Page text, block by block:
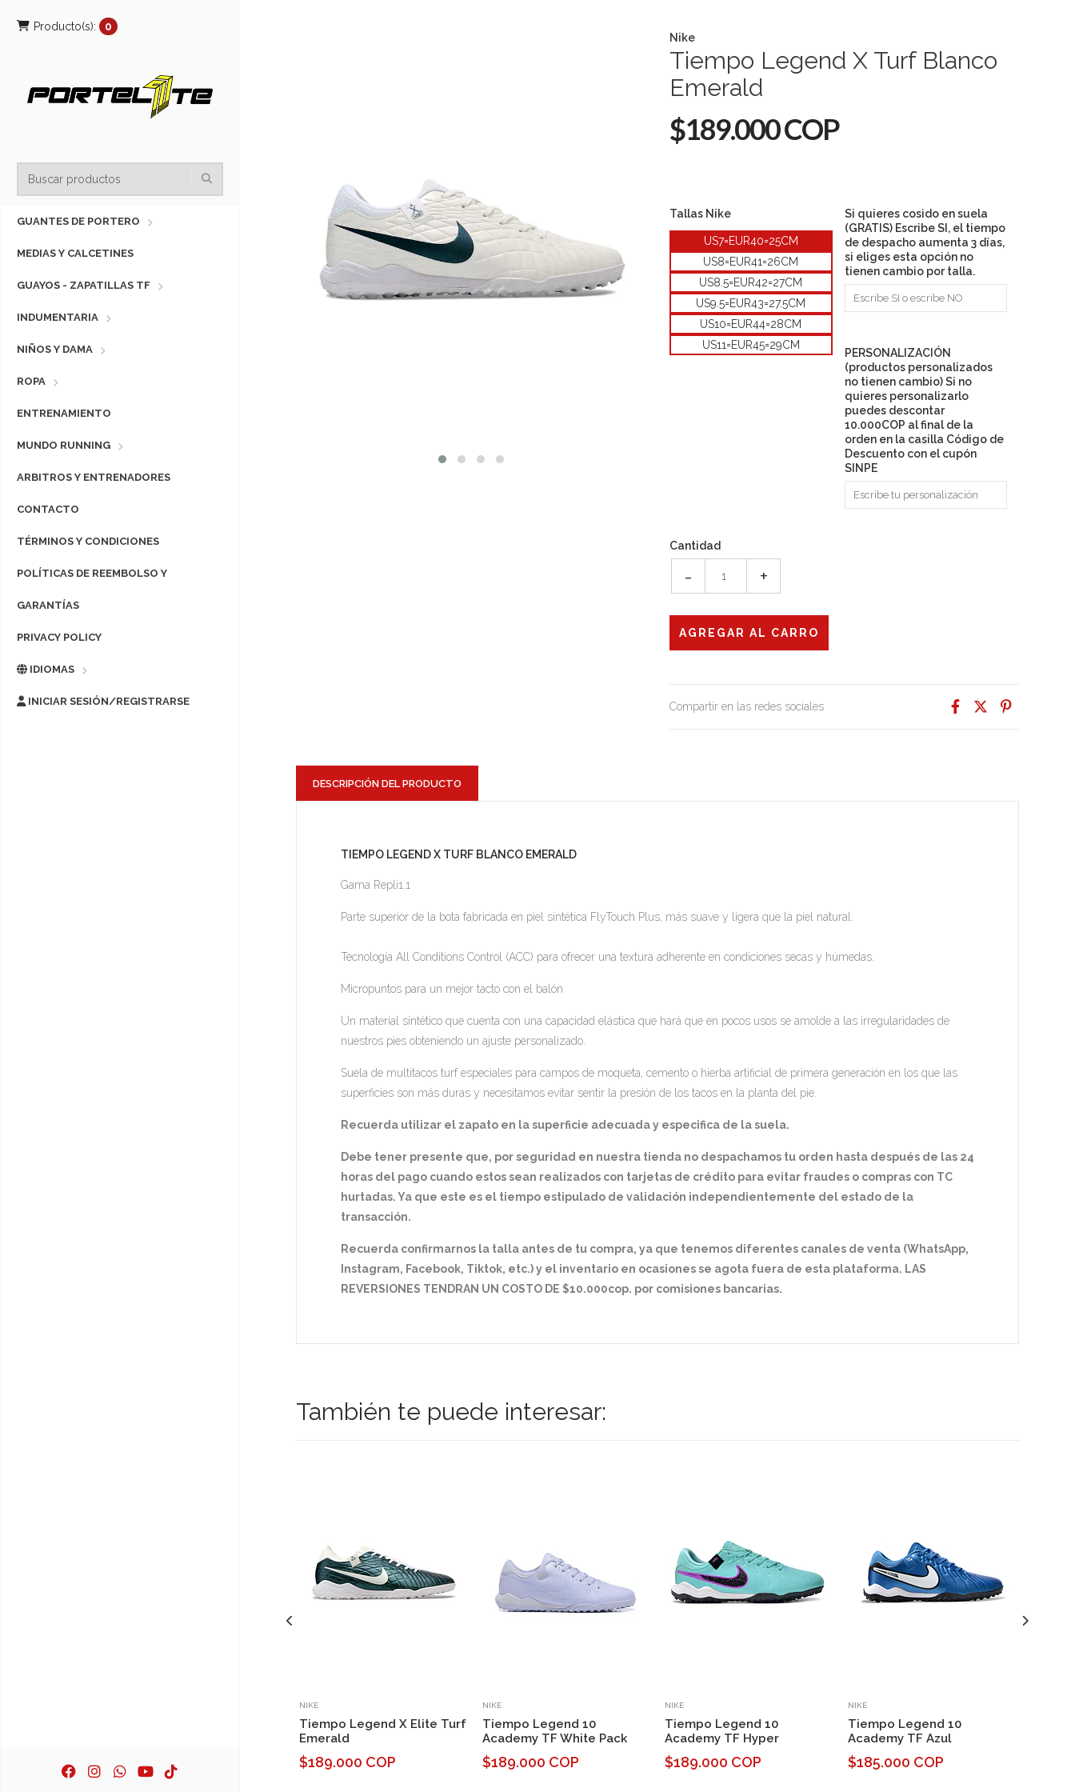
Producto(s): 0
GUANTES DE PORTERO
MEDIAS Y CALCETINES
GUAYOS - ZAPATILLAS TF
INDUMENTARIA
NIÑOS Y DAMA
ROPA
ENTRENAMIENTO
MUNDO RUNNING
ARBITROS Y ENTRENADORES
CONTACTO
TÉRMINOS Y CONDICIONES
POLÍTICAS DE REEMBOLSO Y
GARANTÍAS
PRIVACY POLICY
IDIOMAS
INICIAR SESIÓN/REGISTRARSE
Nike
Tiempo Legend X Turf Blanco
Emerald
$189.000 COP
Tallas Nike
US7=EUR40=25CM
US8=EUR41=26CM
US8.5=EUR42=27CM
US9.5=EUR43=27.5CM
US10=EUR44=28CM
US11=EUR45=29CM
Si quieres cosido en suela
(GRATIS) Escribe SI, el tiempo
de despacho aumenta 3 días,
si eliges esta opción no
tienen cambio por talla.
PERSONALIZACIÓN
(productos personalizados
no tienen cambio) Si no
quieres personalizarlo
puedes descontar
10.000COP al final de la
orden en la casilla Código de
Descuento con el cupón
SINPE
Cantidad
- +
Compartir en las redes sociales
DESCRIPCIÓN DEL PRODUCTO
TIEMPO LEGEND X TURF BLANCO EMERALD
Gama Repli1.1
Parte superior de la bota fabricada en piel sintética FlyTouch Plus, más suave y ligera que la piel natural.
Tecnología All Conditions Control (ACC) para ofrecer una textura adherente en condiciones secas y húmedas.
Micropuntos para un mejor tacto con el balón
Un material sintético que cuenta con una capacidad elástica que hará que en pocos usos se amolde a las irregularidades de
nuestros pies obteniendo un ajuste personalizado.
Suela de multitacos turf especiales para campos de moqueta, cemento o hierba artificial de primera generación en los que las
superficies son más duras y necesitamos evitar sentir la presión de los tacos en la planta del pie.
Recuerda utilizar el zapato en la superficie adecuada y especifica de la suela.
Debe tener presente que, por seguridad en nuestra tienda no despachamos tu orden hasta después de las 24
horas del pago cuando estos sean realizados con tarjetas de crédito para evitar fraudes o compras con TC
hurtadas. Ya que este es el tiempo estipulado de validación independientemente del estado de la
transacción.
Recuerda confirmarnos la talla antes de tu compra, ya que tenemos diferentes canales de venta (WhatsApp,
Instagram, Facebook, Tiktok, etc.) y el inventario en ocasiones se agota fuera de esta plataforma. LAS
REVERSIONES TENDRAN UN COSTO DE $10.000cop. por comisiones bancarias.
También te puede interesar:
NIKE
Tiempo Legend X Elite Turf
Emerald
$189.000 COP
NIKE
Tiempo Legend 10
Academy TF White Pack
$189.000 COP
NIKE
Tiempo Legend 10
Academy TF Hyper
$189.000 COP
NIKE
Tiempo Legend 10
Academy TF Azul
$185.000 COP